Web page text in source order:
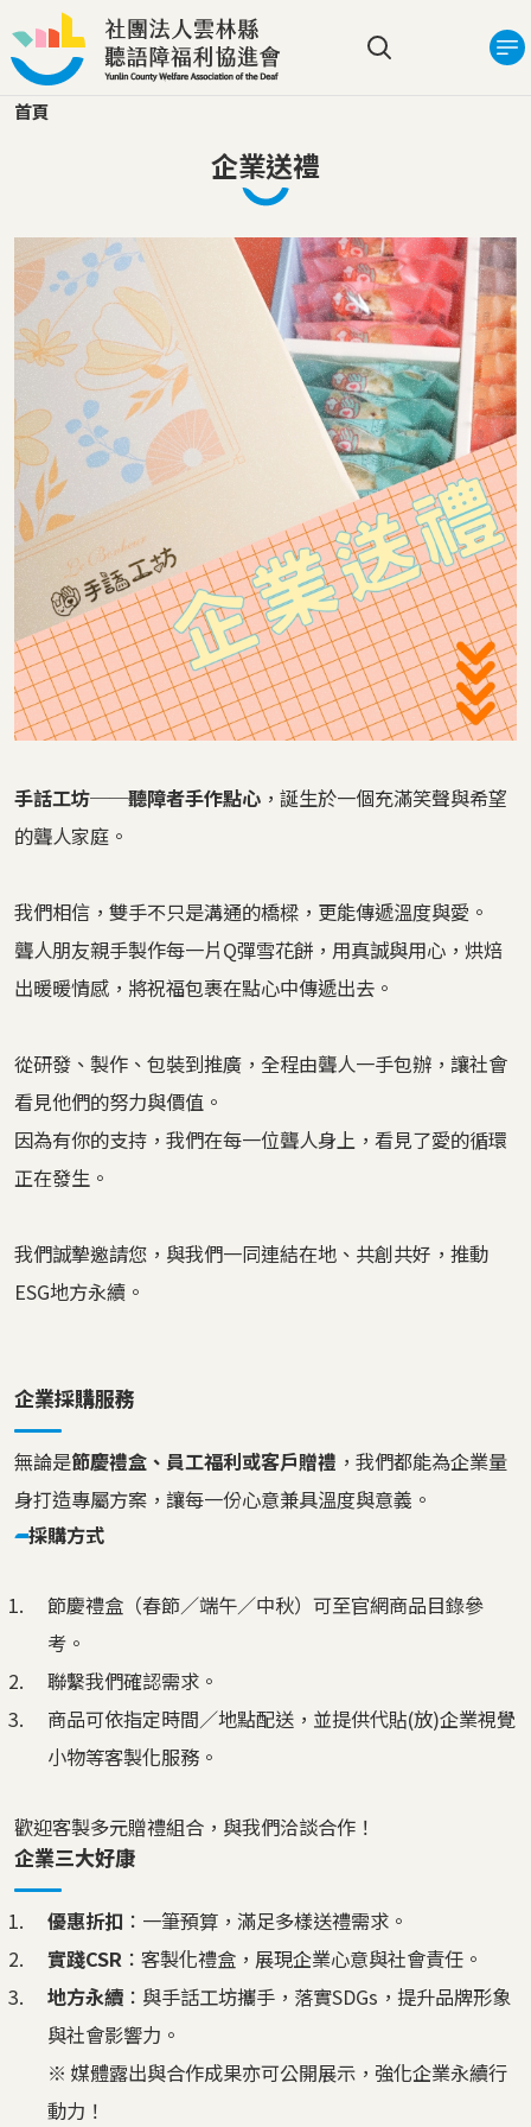
移至主內容
搜尋選單
首頁
企業送禮
手話工坊──聽障者手作點心 ，誕生於一個充滿笑聲與希望
的聾人家庭。
我們相信，雙手不只是溝通的橋樑，更能傳遞溫度與愛。
聾人朋友親手製作每一片Q彈雪花餅，用真誠與用心，烘焙
出暖暖情感，將祝福包裹在點心中傳遞出去。
從研發、製作、包裝到推廣，全程由聾人一手包辦，讓社會
看見他們的努力與價值。
因為有你的支持，我們在每一位聾人身上，看見了愛的循環
正在發生。
我們誠摯邀請您，與我們一同連結在地、共創共好，推動
ESG地方永續。
企業採購服務
無論是節慶禮盒、員工福利或客戶贈禮 ，我們都能為企業量
身打造專屬方案，讓每一份心意兼具溫度與意義。
採購方式
節慶禮盒（春節／端午／中秋）可至官網商品目錄參
考。
聯繫我們確認需求。
商品可依指定時間／地點配送，並提供代貼(放)企業視覺
小物等客製化服務。
歡迎客製多元贈禮組合，與我們洽談合作！
企業三大好康
優惠折扣 ：一筆預算，滿足多樣送禮需求。
實踐CSR ：客製化禮盒，展現企業心意與社會責任。
地方永續 ：與手話工坊攜手，落實SDGs，提升品牌形象
與社會影響力。
※ 媒體露出與合作成果亦可公開展示，強化企業永續行
動力！